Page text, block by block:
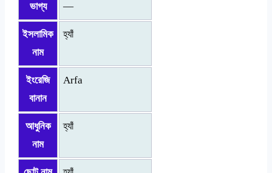
ভাগ্য —
ইসলামিক
নাম
হ্যাঁ
ইংরেজি
বানান
Arfa
আধুনিক
নাম
হ্যাঁ